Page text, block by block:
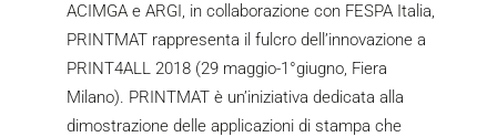
ACIMGA e ARGI, in collaborazione con FESPA Italia,
PRINTMAT rappresenta il fulcro dell’innovazione a
PRINT4ALL 2018(29 maggio-1°giugno, Fiera
Milano). PRINTMAT è un’iniziativa dedicata alla
dimostrazione delle applicazioni di stampa che